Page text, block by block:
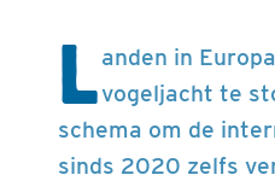
Landen in
vogeljacht te
schema om de
sinds 2020 zelfs